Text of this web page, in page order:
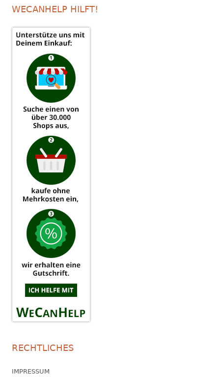
WECANHELP HILFT!
RECHTLICHES
IMPRESSUM